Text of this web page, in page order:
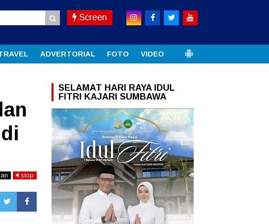
Screen
ADVERTORIAL FOTO VIDEO
stop
SELAMAT HARI RAYA IDUL
FITRI KAJARI SUMBAWA